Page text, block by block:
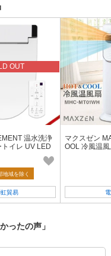
OUT
温水洗浄
イレ UV LED
付き (VB-6000S
地域を除く
貿易
マクスゼン
OOL 冷風温
ったの声」